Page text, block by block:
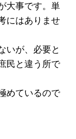
大事です。単
にはありませ
いが、必要と
民と違う所で
めているので